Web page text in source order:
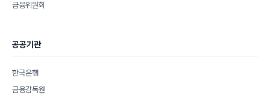
금융위원회
공공기관
한국은행
금융감독원